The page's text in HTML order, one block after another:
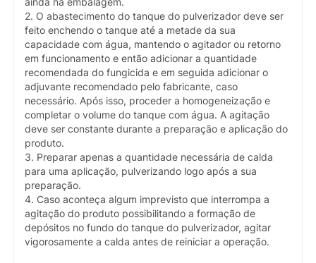
ainda na embalagem.
2. O abastecimento do tanque do pulverizador deve ser
feito enchendo o tanque até a metade da sua
capacidade com água, mantendo o agitador ou retorno
em funcionamento e então adicionar a quantidade
recomendada do fungicida e em seguida adicionar o
adjuvante recomendado pelo fabricante, caso
necessário. Após isso, proceder a homogeneização e
completar o volume do tanque com água. A agitação
deve ser constante durante a preparação e aplicação do
produto.
3. Preparar apenas a quantidade necessária de calda
para uma aplicação, pulverizando logo após a sua
preparação.
4. Caso aconteça algum imprevisto que interrompa a
agitação do produto possibilitando a formação de
depósitos no fundo do tanque do pulverizador, agitar
vigorosamente a calda antes de reiniciar a operação.